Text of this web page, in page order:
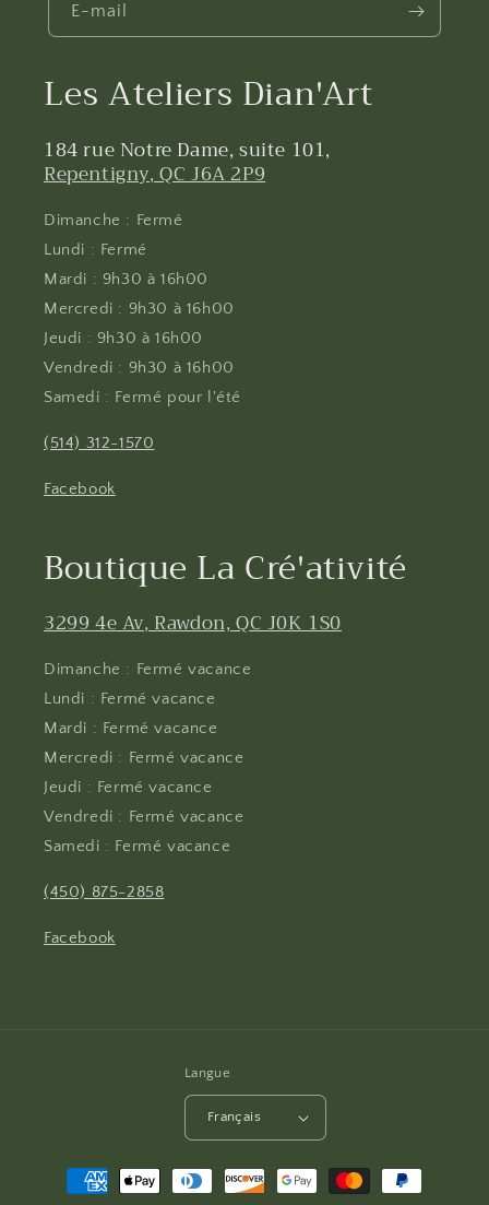
E-mail
Les Ateliers Dian'Art
184 rue Notre Dame, suite 101,
Repentigny, QC J6A 2P9
Dimanche : Fermé
Lundi : Fermé
Mardi : 9h30 à 16h00
Mercredi : 9h30 à 16h00
Jeudi : 9h30 à 16h00
Vendredi : 9h30 à 16h00
Samedi : Fermé pour l'été
(514) 312-1570
Facebook
Boutique La Cré'ativité
3299 4e Av, Rawdon, QC J0K 1S0
Dimanche : Fermé vacance
Lundi : Fermé vacance
Mardi : Fermé vacance
Mercredi : Fermé vacance
Jeudi : Fermé vacance
Vendredi : Fermé vacance
Samedi : Fermé vacance
(450) 875-2858
Facebook
Langue
Français
Moyens